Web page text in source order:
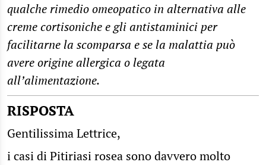
qualche rimedio omeopatico in alternativa alle
creme cortisoniche e gli antistaminici per
facilitarne la scomparsa e se la malattia può
avere origine allergica o legata
all’alimentazione.
RISPOSTA
Gentilissima Lettrice,
i casi di Pitiriasi rosea sono davvero molto